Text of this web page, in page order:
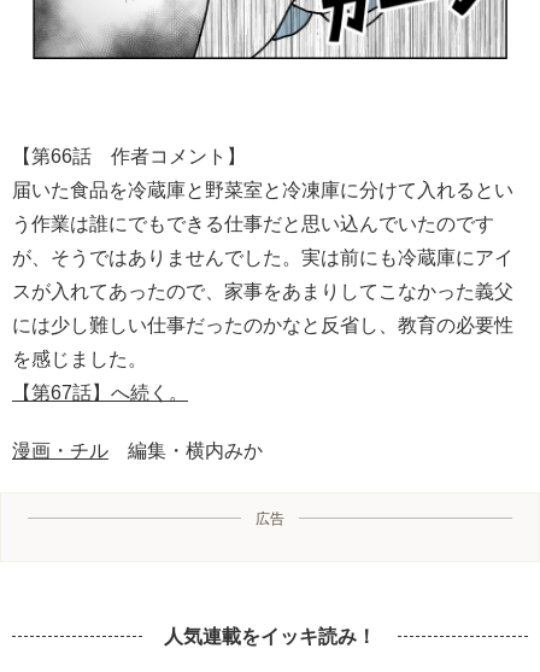
【第66話 作者コメント】
届いた食品を冷蔵庫と野菜室と冷凍庫に分けて入れるとい
う作業は誰にでもできる仕事だと思い込んでいたのです
が、そうではありませんでした。実は前にも冷蔵庫にアイ
スが入れてあったので、家事をあまりしてこなかった義父
には少し難しい仕事だったのかなと反省し、教育の必要性
を感じました。
【第67話】へ続く。
漫画・チル 編集・横内みか
広告
人気連載をイッキ読み！